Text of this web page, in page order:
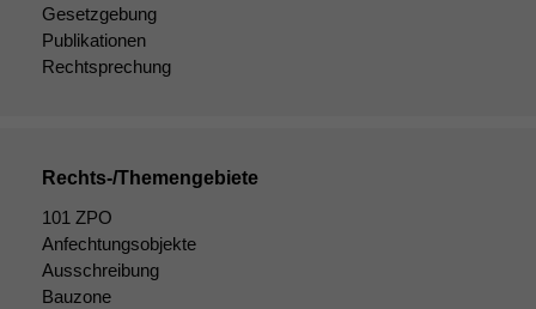
Gesetzgebung
Publikationen
Rechtsprechung
Rechts-/Themengebiete
101 ZPO
Anfechtungsobjekte
Ausschreibung
Bauzone